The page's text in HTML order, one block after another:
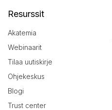
Resurssit
Akatemia
Webinaarit
Tilaa uutiskirje
Ohjekeskus
Blogi
Trust center